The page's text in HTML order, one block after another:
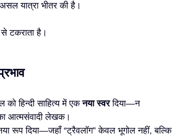
यात्रा भीतर की है।
टकराता है।
को हिन्दी साहित्य में एकनया स्वरदिया—न
आत्मसंवादी लेखक।
रूप दिया—जहाँ “ट्रैवलॉग” केवल भूगोल नहीं, बल्कि